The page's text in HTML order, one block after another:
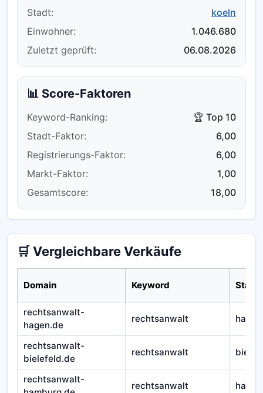
Stadt:
koeln
Einwohner:
1.046.680
Zuletzt geprüft:
06.08.2026
📊 Score-Faktoren
Keyword-Ranking:
🏆 Top 10
Stadt-Faktor:
6,00
Registrierungs-Faktor:
6,00
Markt-Faktor:
1,00
Gesamtscore:
18,00
🛒 Vergleichbare Verkäufe
Domain Keyword Stadt
rechtsanwalt-
hagen.de
rechtsanwalt hagen
rechtsanwalt-
bielefeld.de
rechtsanwalt
rechtsanwalt-
rechtsanwalt